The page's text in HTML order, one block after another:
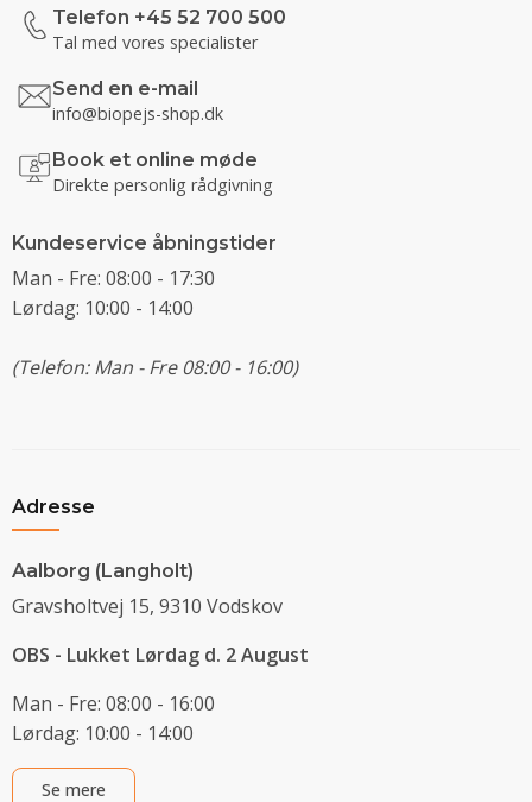
Telefon +45 52 700 500
Tal med vores specialister
Send en e-mail
info@biopejs-shop.dk
Book et online møde
Direkte personlig rådgivning
Kundeservice åbningstider
Man - Fre: 08:00 - 17:30
Lørdag: 10:00 - 14:00
(Telefon: Man - Fre 08:00 - 16:00)
Adresse
Aalborg (Langholt)
Gravsholtvej 15, 9310 Vodskov
OBS - Lukket Lørdag d. 2 August
Man - Fre: 08:00 - 16:00
Lørdag: 10:00 - 14:00
Se mere